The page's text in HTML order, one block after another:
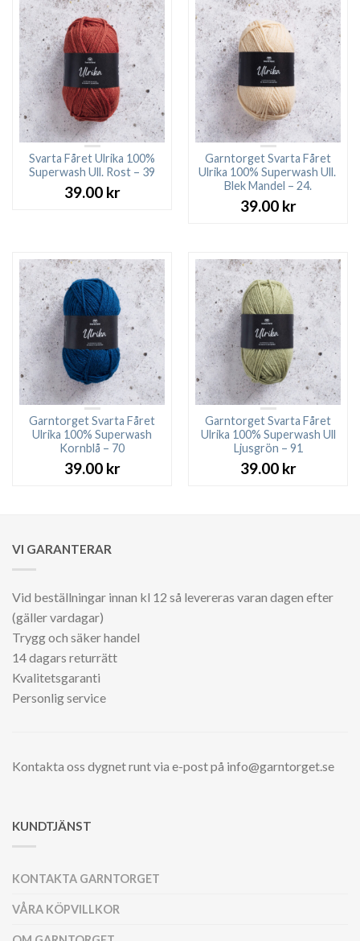
Svarta Fåret Ulrika 100%
Superwash Ull. Rost – 39
39.00 kr
Garntorget Svarta Fåret
Ulrika 100% Superwash Ull.
Blek Mandel – 24.
39.00 kr
Garntorget Svarta Fåret
Ulrika 100% Superwash
Kornblå – 70
39.00 kr
Garntorget Svarta Fåret
Ulrika 100% Superwash Ull
Ljusgrön – 91
39.00 kr
VI GARANTERAR
Vid beställningar innan kl 12 så levereras varan dagen efter
(gäller vardagar)
Trygg och säker handel
14 dagars returrätt
Kvalitetsgaranti
Personlig service
Kontakta oss dygnet runt via e-post på info@garntorget.se
KUNDTJÄNST
KONTAKTA GARNTORGET
VÅRA KÖPVILLKOR